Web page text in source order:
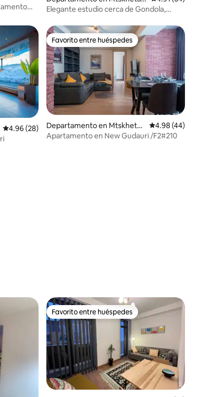
Mtianeti
Elegante estudio cerca de Gondola,
Calificación promedio: 4.96 de 5; 28 evaluaciones
4.96 (28)
Favorito entre huéspedes
Favorito entre huéspedes
Departamento en Mtskheta-
Mtianeti
Calificación
4.98 (44)
Apartamento en New Gudauri /F2#210
Favorito entre huéspedes
Favorito entre huéspedes